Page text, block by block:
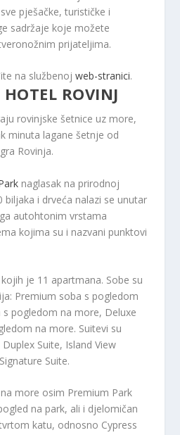
pješačke, turističke i
sadržaje koje možete
prijateljima.
na službenojweb-stranici.
ROVINJ
rovinjske šetnice uz more,
minuta lagane šetnje od
Rovinja.
naglasak na prirodnoj
biljaka i drveća nalazi se unutar
autohtonim vrstama
kojima su i nazvani punktovi
je 11 apartmana. Sobe su
Premium soba s pogledom
pogledom na more, Deluxe
na more. Suitevi su
Suite, Island View
Suite.
more osim Premium Park
na park, ali i djelomičan
katu, odnosno Cypress